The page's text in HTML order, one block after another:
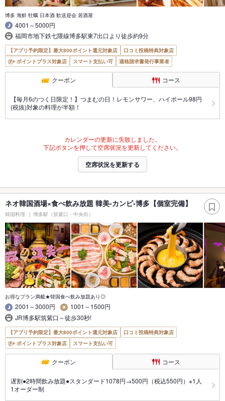
博多 海鮮 牡蠣 日本酒 歓送迎会 居酒屋
4001～5000円
福岡市地下鉄七隈線博多駅東7出口より徒歩約9分
【アプリ予約限定】最大800ポイント還元対象店
口コミ投稿特典対象店
ポイントプラス対象店
スマート支払い可 適格請求書発行事業者
クーポン コース
【毎月6のつく日限定！】つまむの日！レモンサワー、ハイボール98円
(税抜)対象の料理が半額！
カレンダーの更新に失敗しました。
下記ボタンを押して空席状況を更新してください。
空席状況を更新する
ネオ韓国酒場×食べ飲み放題 韓美-カンビ-博多【個室完備】
韓国料理 博多駅（筑紫口・中央街）
お得なプラン満載★韓国食べ飲み放題あり◎
2001～3000円
1001～1500円
JR博多駅筑紫口～徒歩30秒!
【アプリ予約限定】最大800ポイント還元対象店
口コミ投稿特典対象店
ポイントプラス対象店
スマート支払い可
クーポン コース
遅割●2時間飲み放題●スタンダード1078円→500円（税込550円）※1人
1オーダー制